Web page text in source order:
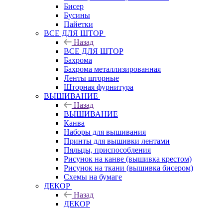
Бисер
Бусины
Пайетки
ВСЕ ДЛЯ ШТОР
Назад
ВСЕ ДЛЯ ШТОР
Бахрома
Бахрома металлизированная
Ленты шторные
Шторная фурнитура
ВЫШИВАНИЕ
Назад
ВЫШИВАНИЕ
Канва
Наборы для вышивания
Принты для вышивки лентами
Пяльцы, приспособления
Рисунок на канве (вышивка крестом)
Рисунок на ткани (вышивка бисером)
Схемы на бумаге
ДЕКОР
Назад
ДЕКОР